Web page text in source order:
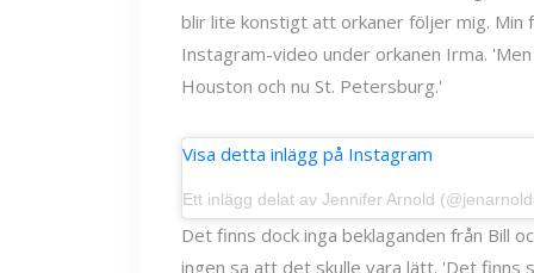
blir lite konstigt att orkaner följer mig. Min
Instagram-video under orkanen Irma.
Houston och nu St. Petersburg.'
Visa detta inlägg på Instagram
Ett inlägg delat av Jennifer Arnold
Det finns dock inga beklaganden från Bill
ingen sa att det skulle vara lätt. 'Det